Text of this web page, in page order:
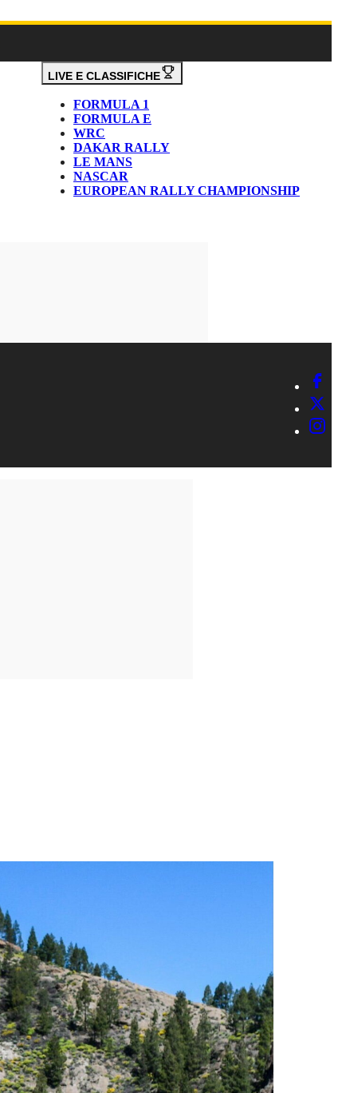
LIVE E CLASSIFICHE
FORMULA 1
FORMULA E
WRC
DAKAR RALLY
LE MANS
NASCAR
EUROPEAN RALLY CHAMPIONSHIP